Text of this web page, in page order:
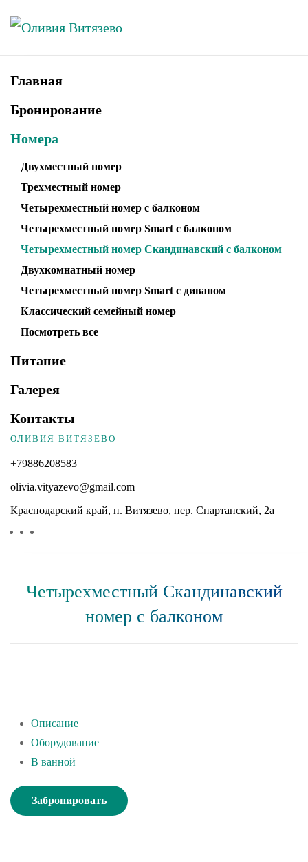
Главная
Бронирование
Номера
Двухместный номер
Трехместный номер
Четырехместный номер с балконом
Четырехместный номер Smart с балконом
Четырехместный номер Скандинавский с балконом
Двухкомнатный номер
Четырехместный номер Smart с диваном
Классический семейный номер
Посмотреть все
Питание
Галерея
Контакты
ОЛИВИЯ ВИТЯЗЕВО
+79886208583
olivia.vityazevo@gmail.com
Краснодарский край, п. Витязево, пер. Спартанский, 2а
Четырехместный Скандинавский
номер с балконом
Описание
Оборудование
В ванной
Забронировать